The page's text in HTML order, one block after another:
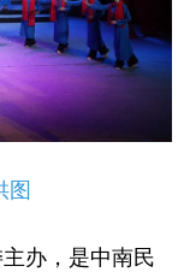
图
办，是中南民